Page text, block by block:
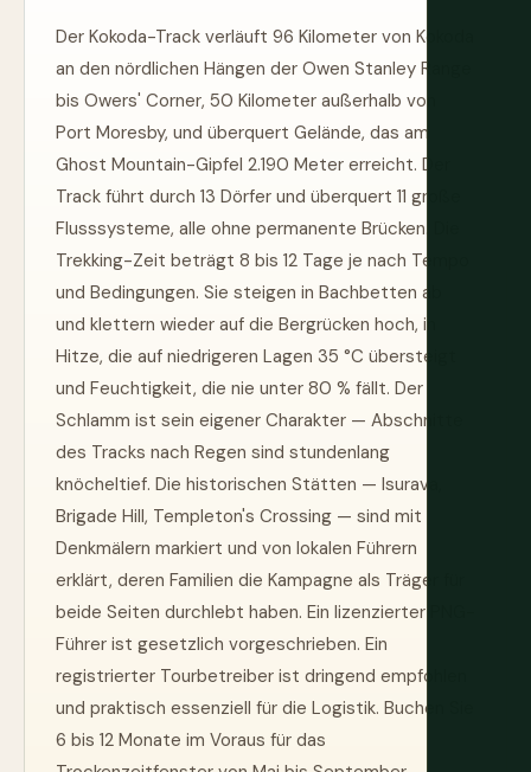
Der Kokoda-Track verläuft 96 Kilometer von Kokoda
an den nördlichen Hängen der Owen Stanley Range
bis Owers' Corner, 50 Kilometer außerhalb von
Port Moresby, und überquert Gelände, das am
Ghost Mountain-Gipfel 2.190 Meter erreicht. Der
Track führt durch 13 Dörfer und überquert 11 große
Flusssysteme, alle ohne permanente Brücken. Die
Trekking-Zeit beträgt 8 bis 12 Tage je nach Tempo
und Bedingungen. Sie steigen in Bachbetten ab
und klettern wieder auf die Bergrücken hoch, in
Hitze, die auf niedrigeren Lagen 35 °C übersteigt
und Feuchtigkeit, die nie unter 80 % fällt. Der
Schlamm ist sein eigener Charakter — Abschnitte
des Tracks nach Regen sind stundenlang
knöcheltief. Die historischen Stätten — Isurava,
Brigade Hill, Templeton's Crossing — sind mit
Denkmälern markiert und von lokalen Führern
erklärt, deren Familien die Kampagne als Träger für
beide Seiten durchlebt haben. Ein lizenzierter PNG-
Führer ist gesetzlich vorgeschrieben. Ein
registrierter Tourbetreiber ist dringend empfohlen
und praktisch essenziell für die Logistik. Buchen Sie
6 bis 12 Monate im Voraus für das